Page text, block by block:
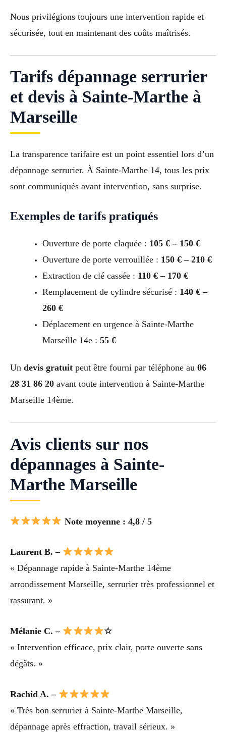
Nous privilégions toujours une intervention rapide et
sécurisée, tout en maintenant des coûts maîtrisés.
Tarifs dépannage serrurier
et devis à Sainte-Marthe à
Marseille
La transparence tarifaire est un point essentiel lors d’un
dépannage serrurier. À Sainte-Marthe 14, tous les prix
sont communiqués avant intervention, sans surprise.
Exemples de tarifs pratiqués
Ouverture de porte claquée : 105 € – 150 €
Ouverture de porte verrouillée : 150 € – 210 €
Extraction de clé cassée : 110 € – 170 €
Remplacement de cylindre sécurisé : 140 € –
260 €
Déplacement en urgence à Sainte-Marthe
Marseille 14e : 55 €
Un devis gratuit peut être fourni par téléphone au 06
28 31 86 20 avant toute intervention à Sainte-Marthe
Marseille 14ème.
Avis clients sur nos
dépannages à Sainte-
Marthe Marseille
Note moyenne : 4,8 / 5
Laurent B. –
« Dépannage rapide à Sainte-Marthe 14ème
arrondissement Marseille, serrurier très professionnel et
rassurant. »
Mélanie C. –
☆
« Intervention efficace, prix clair, porte ouverte sans
dégâts. »
Rachid A. –
« Très bon serrurier à Sainte-Marthe Marseille,
dépannage après effraction, travail sérieux. »